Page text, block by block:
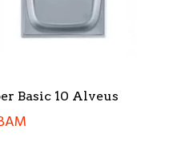
Basic 10 Alveus